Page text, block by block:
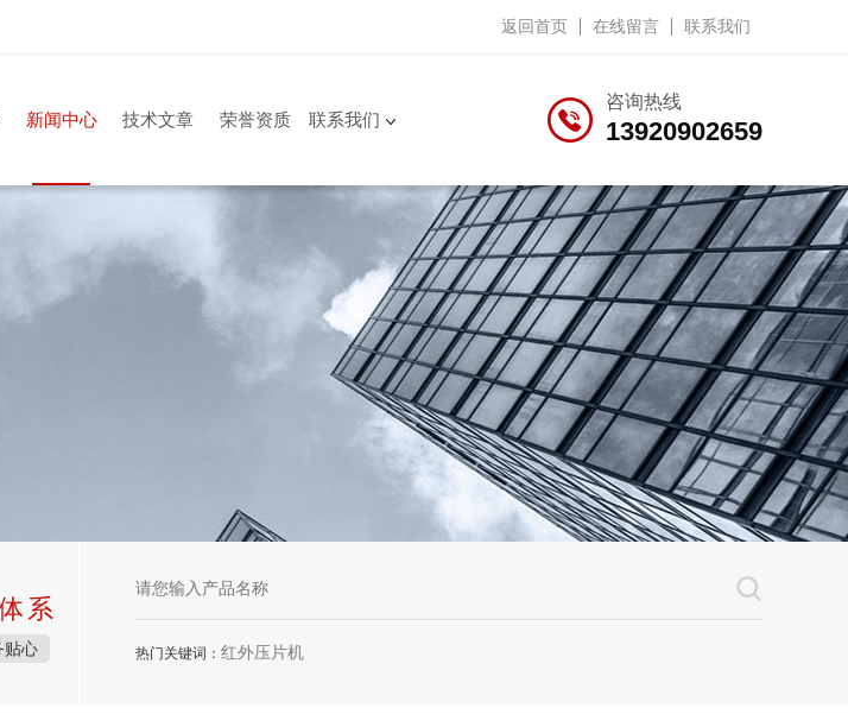
返回首页 在线留言 联系我们
咨询热线
13920902659
新闻中心 技术文章 荣誉资质 联系我们
系
贴心 热门关键词： 红外压片机